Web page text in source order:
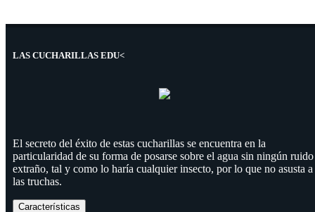
LAS CUCHARILLAS EDU<
El secreto del éxito de estas cucharillas se encuentra en la
particularidad de su forma de posarse sobre el agua sin ningún ruido
extraño, tal y como lo haría cualquier insecto, por lo que no asusta a
las truchas.
Características